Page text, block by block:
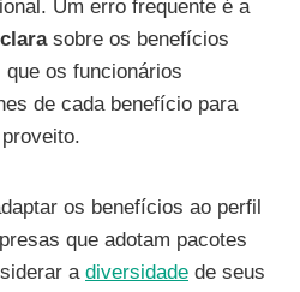
Um erro frequente é a
sobre os benefícios
os funcionários
de cada benefício para
os benefícios ao perfil
que adotam pacotes
a diversidade de seus